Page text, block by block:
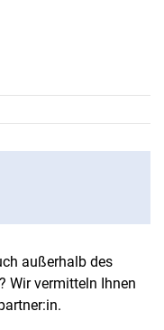
außerhalb des
Wir vermitteln Ihnen